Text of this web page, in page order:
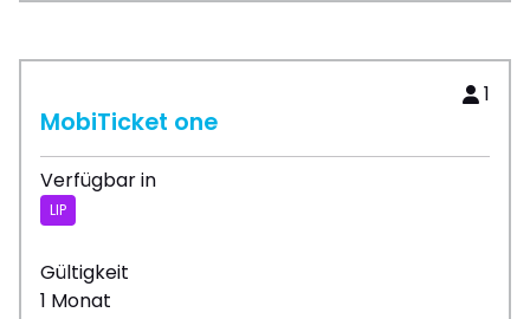
1
MobiTicket one
Verfügbar in
LIP
Gültigkeit
1 Monat